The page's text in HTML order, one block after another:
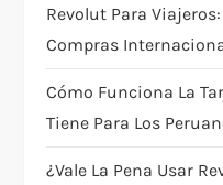
i
o
n
Revolut Para
Compras
Cómo Funciona La
Tiene Para Los
¿Vale La Pena Usar